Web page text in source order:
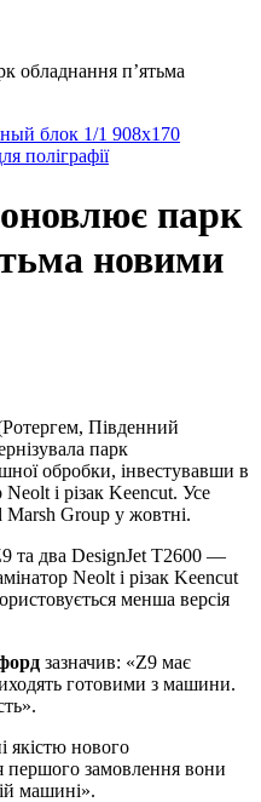
обладнання п’ятьма
поліграфії
парк
новими
Південний
парк
обробки, інвестувавши в
і різак Keencut. Усе
Marsh Group у жовтні.
та два DesignJet T2600 —
Neolt і різак Keencut
менша версія
зазначив: «Z9 має
готовими з машини.
якістю нового
першого замовлення вони
машині».